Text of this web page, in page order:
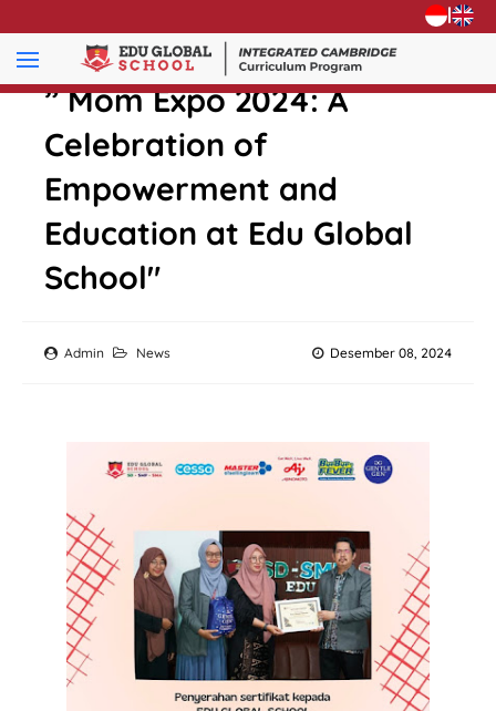
|
” Mom Expo 2024: A
Celebration of
Empowerment and
Education at Edu Global
School"
Admin Desember 08, 2024
News